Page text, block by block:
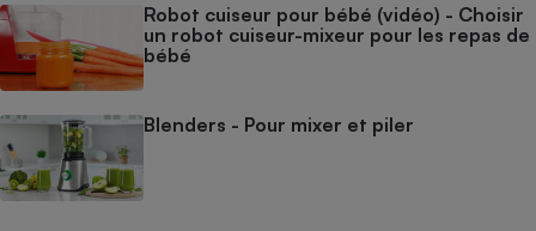
Robot cuiseur pour bébé (vidéo) - Choisir
un robot cuiseur-mixeur pour les repas de
bébé
Blenders - Pour mixer et piler